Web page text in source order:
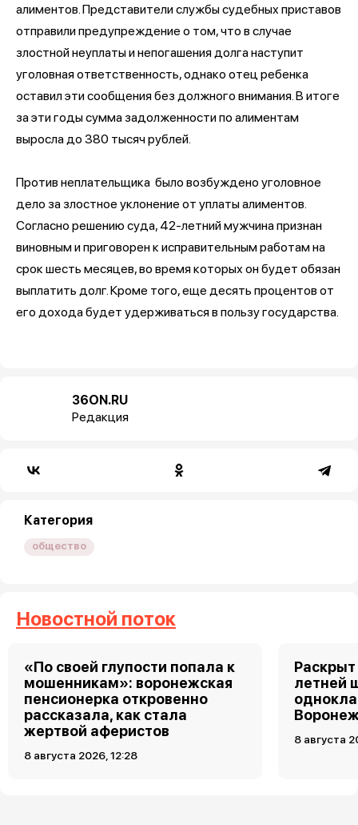
алиментов. Представители службы судебных приставов
отправили предупреждение о том, что в случае
злостной неуплаты и непогашения долга наступит
уголовная ответственность, однако отец ребенка
оставил эти сообщения без должного внимания. В итоге
за эти годы сумма задолженности по алиментам
выросла до 380 тысяч рублей.
Против неплательщика было возбуждено уголовное
дело за злостное уклонение от уплаты алиментов.
Согласно решению суда, 42-летний мужчина признан
виновным и приговорен к исправительным работам на
срок шесть месяцев, во время которых он будет обязан
выплатить долг. Кроме того, еще десять процентов от
его дохода будет удерживаться в пользу государства.
36ON.RU
Редакция
Категория
общество
Новостной поток
«По своей глупости попала к
мошенникам»: воронежская
пенсионерка откровенно
рассказала, как стала
жертвой аферистов
8 августа 2026, 12:28
летней
8 августа